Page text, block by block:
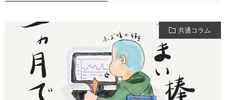
共通コラム